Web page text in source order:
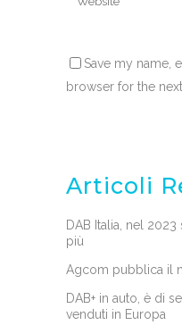
Save my name,
browser for the
Articoli
DAB Italia, nel 2023
più
Agcom pubblica il
DAB+ in auto, è di
venduti in Europa